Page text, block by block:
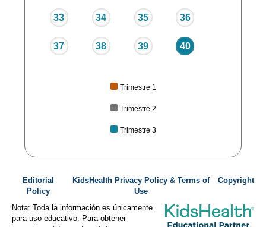
33 34 35 36
37 38 39 40
Trimestre 1
Trimestre 2
Trimestre 3
Editorial
Policy
KidsHealth Privacy Policy & Terms of
Use
Copyright
Nota: Toda la información es únicamente
para uso educativo. Para obtener